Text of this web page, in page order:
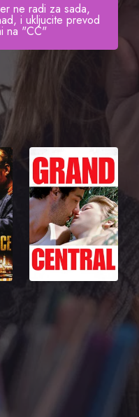
ne radi za sada,
i ukljucite prevod
na "CC"